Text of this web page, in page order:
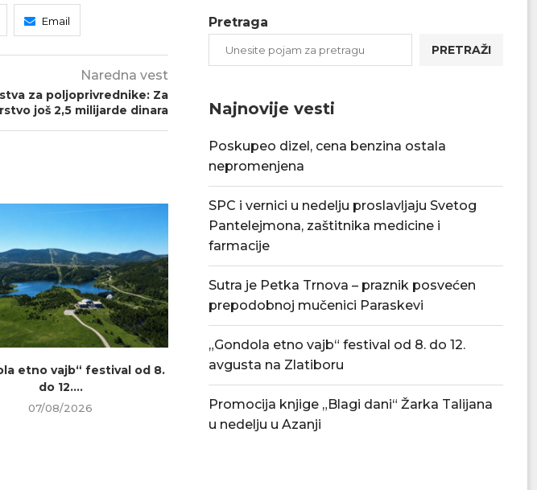
Email
Naredna vest
za poljoprivrednike: Za
još 2,5 milijarde dinara
etno vajb“ festival od 8.
do 12....
07/08/2026
Tradicionalna Azanjska pogačijada
8. avgusta
07/08/2026
Pretraga
PRETRAŽI
Najnovije vesti
Poskupeo dizel, cena benzina ostala
nepromenjena
SPC i vernici u nedelju proslavljaju Svetog
Pantelejmona, zaštitnika medicine i
farmacije
Sutra je Petka Trnova – praznik posvećen
prepodobnoj mučenici Paraskevi
„Gondola etno vajb“ festival od 8. do 12.
avgusta na Zlatiboru
Promocija knjige „Blagi dani“ Žarka Talijana
u nedelju u Azanji